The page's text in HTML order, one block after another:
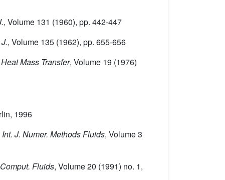
, Volume 131 (1960), pp. 442-447
, Volume 135 (1962), pp. 655-656
Mass Transfer, Volume 19 (1976)
1996
Int. J. Numer. Methods Fluids, Volume 3
Fluids, Volume 20 (1991) no. 1,